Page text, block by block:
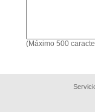
(Máximo 500